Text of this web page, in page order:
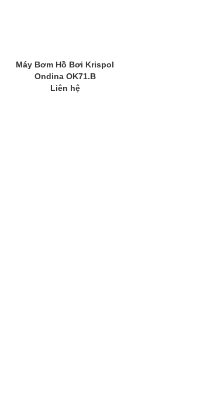
Máy Bơm Hồ Bơi Krispol
Ondina OK71.B
Liên hệ